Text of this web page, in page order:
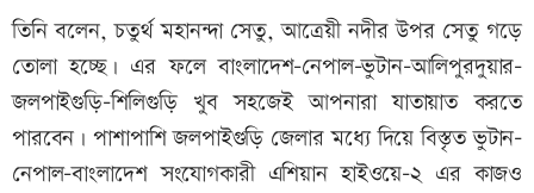
তিনি বলেন, চতুর্থ মহানন্দা সেতু, আত্রেয়ী নদীর উপর সেতু গড়ে
তোলা হচ্ছে। এর ফলে বাংলাদেশ-নেপাল-ভুটান-আলিপুরদুয়ার-
জলপাইগুড়ি-শিলিগুড়ি খুব সহজেই আপনারা যাতায়াত করতে
পারবেন। পাশাপাশি জলপাইগুড়ি জেলার মধ্যে দিয়ে বিস্তৃত ভুটান-
নেপাল-বাংলাদেশ সংযোগকারী এশিয়ান হাইওয়ে-২ এর কাজও